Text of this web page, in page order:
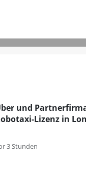
und
Lizenz in
3 Stunden